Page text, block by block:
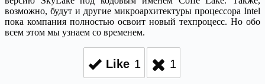
возможно, будут и другие микроархитектуры процессора Intel
пока компания полностью освоит новый техпроцесс. Но обо
всем этом мы узнаем со временем.
Like 1 1